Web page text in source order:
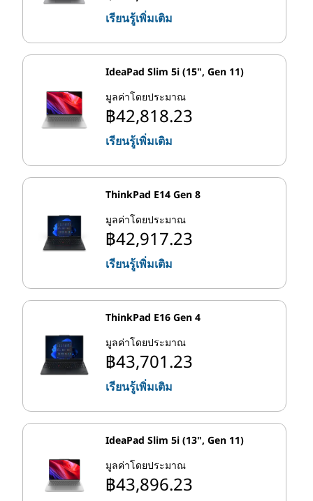
เรียนรู้เพิ่มเติม
IdeaPad Slim 5i (15", Gen 11)
มูลค่าโดยประมาณ
฿42,818.23
เรียนรู้เพิ่มเติม
ThinkPad E14 Gen 8
มูลค่าโดยประมาณ
฿42,917.23
เรียนรู้เพิ่มเติม
ThinkPad E16 Gen 4
มูลค่าโดยประมาณ
฿43,701.23
เรียนรู้เพิ่มเติม
IdeaPad Slim 5i (13", Gen 11)
มูลค่าโดยประมาณ
฿43,896.23